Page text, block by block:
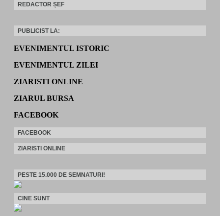
REDACTOR ȘEF
PUBLICIST LA:
EVENIMENTUL ISTORIC
EVENIMENTUL ZILEI
ZIARISTI ONLINE
ZIARUL BURSA
FACEBOOK
FACEBOOK
ZIARISTI ONLINE
PESTE 15.000 DE SEMNATURI!
CINE SUNT